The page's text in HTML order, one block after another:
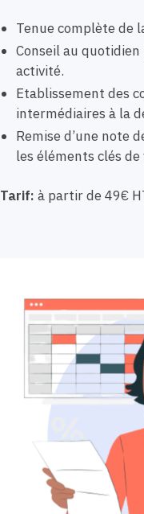
Tenue complète de
Conseil au
activité.
Etablissement des
intermédiaires à la
Remise d’une note
les éléments clés
Tarif: à partir de 49€